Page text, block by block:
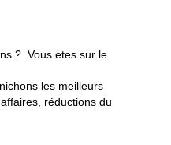
? Vous etes sur le
les meilleurs
réductions du